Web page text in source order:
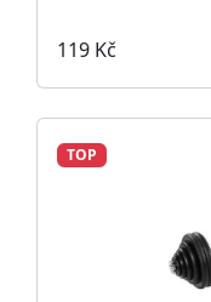
119 Kč
TOP